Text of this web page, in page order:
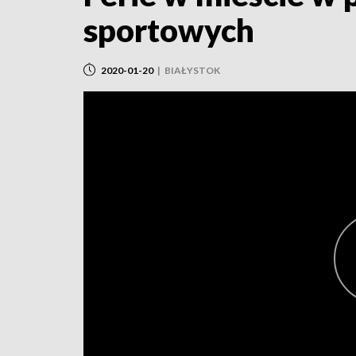
sportowych
2020-01-20 | BIAŁYSTOK